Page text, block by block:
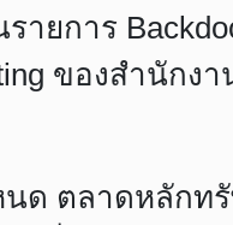
ยการ
ของสำนักง
ตลาดหลักทรั